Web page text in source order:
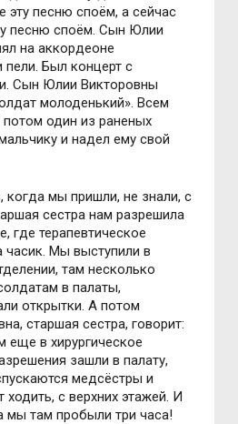
эту песню споём, а сейчас
песню споём. Сын Юлии
на аккордеоне
пели. Был концерт с
Сын Юлии Викторовны
молоденький». Всем
один из раненых
и надел ему свой
когда мы пришли, не знали, с
сестра нам разрешила
где терапевтическое
часик. Мы выступили в
там несколько
в палаты,
открытки. А потом
старшая сестра, говорит:
еще в хирургическое
зашли в палату,
медсёстры и
с верхних этажей. И
мы там пробыли три часа!